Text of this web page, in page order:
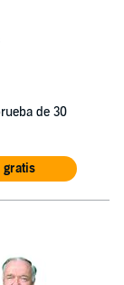
de 30
gratis